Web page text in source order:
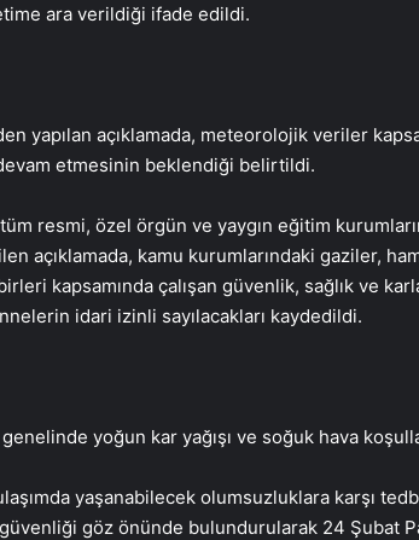
ara verildiği ifade edildi.
yapılan açıklamada, meteorolojik veriler
etmesinin beklendiği belirtildi.
resmi, özel örgün ve yaygın eğitim
açıklamada, kamu kurumlarındaki gaziler,
kapsamında çalışan güvenlik, sağlık ve
idari izinli sayılacakları kaydedildi.
yoğun kar yağışı ve soğuk hava
yaşanabilecek olumsuzluklara karşı
göz önünde bulundurularak 24 Şubat